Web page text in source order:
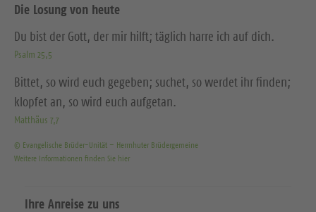
Die Losung von heute
Du bist der Gott, der mir hilft; täglich harre ich auf dich.
Psalm 25,5
Bittet, so wird euch gegeben; suchet, so werdet ihr finden;
klopfet an, so wird euch aufgetan.
Matthäus 7,7
© Evangelische Brüder-Unität – Herrnhuter Brüdergemeine
Weitere Informationen finden Sie hier
Ihre Anreise zu uns